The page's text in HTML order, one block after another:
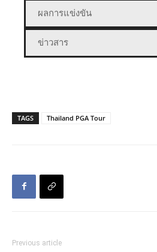
ผลการแข่งขัน
ข่าวสาร
TAGS Thailand PGA Tour
Previous article